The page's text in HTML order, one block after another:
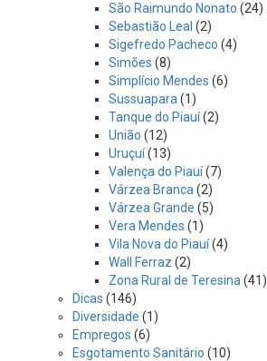
São Raimundo Nonato (24)
Sebastião Leal (2)
Sigefredo Pacheco (4)
Simões (8)
Simplício Mendes (6)
Sussuapara (1)
Tanque do Piauí(2)
União (12)
Uruçuí(13)
Valença do Piauí(7)
Várzea Branca (2)
Várzea Grande (5)
Vera Mendes (1)
Vila Nova do Piauí(4)
Wall Ferraz (2)
Zona Rural de Teresina (41)
Dicas (146)
Diversidade (1)
Empregos (6)
Esgotamento Sanitário (10)